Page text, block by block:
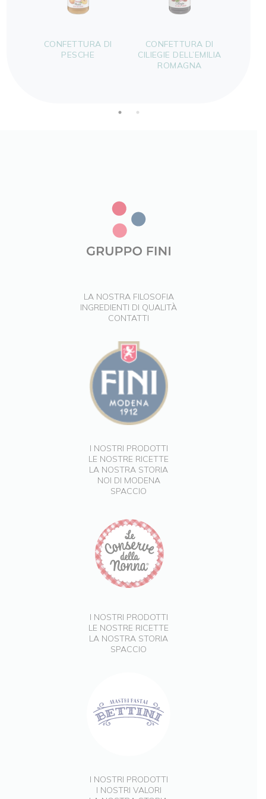
CONFETTURA DI
PESCHE
CONFETTURA DI
CILIEGIE DELL’EMILIA
ROMAGNA
LA NOSTRA FILOSOFIA
INGREDIENTI DI QUALITÀ
CONTATTI
I NOSTRI PRODOTTI
LE NOSTRE RICETTE
LA NOSTRA STORIA
NOI DI MODENA
SPACCIO
I NOSTRI PRODOTTI
LE NOSTRE RICETTE
LA NOSTRA STORIA
SPACCIO
I NOSTRI PRODOTTI
I NOSTRI VALORI